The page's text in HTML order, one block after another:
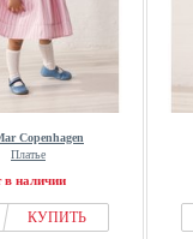
Copenhagen
Платье
в наличии
КУПИТЬ